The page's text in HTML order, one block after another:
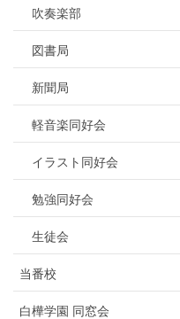
吹奏楽部
図書局
新聞局
軽音楽同好会
イラスト同好会
勉強同好会
生徒会
当番校
白樺学園 同窓会